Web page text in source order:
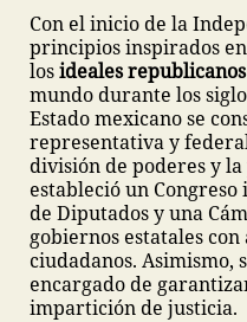
Con el inicio de la
principios inspirados
losideales republicanos
mundo durante los
Estado mexicano se
representativa y
división de poderes y
estableció un
de Diputados y una
gobiernos estatales
ciudadanos. Asimismo,
encargado de
impartición de justicia.